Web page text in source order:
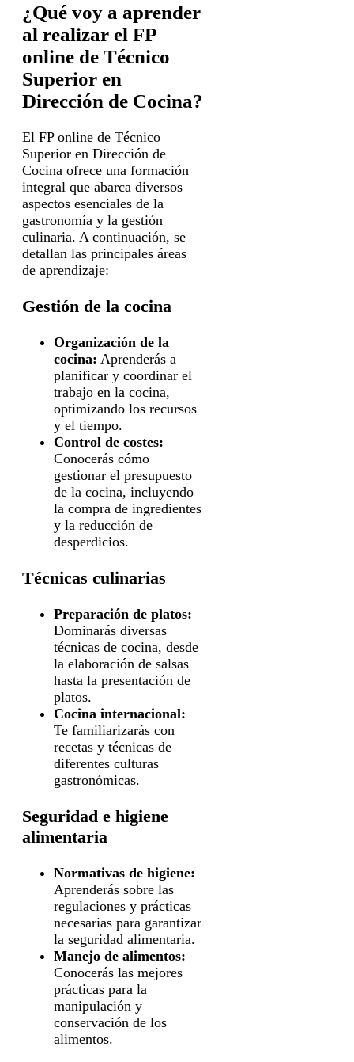
¿Qué voy a aprender
al realizar el FP
online de Técnico
Superior en
Dirección de Cocina?
El FP online de Técnico
Superior en Dirección de
Cocina ofrece una formación
integral que abarca diversos
aspectos esenciales de la
gastronomía y la gestión
culinaria. A continuación, se
detallan las principales áreas
de aprendizaje:
Gestión de la cocina
Organización de la
cocina: Aprenderás a
planificar y coordinar el
trabajo en la cocina,
optimizando los recursos
y el tiempo.
Control de costes:
Conocerás cómo
gestionar el presupuesto
de la cocina, incluyendo
la compra de ingredientes
y la reducción de
desperdicios.
Técnicas culinarias
Preparación de platos:
Dominarás diversas
técnicas de cocina, desde
la elaboración de salsas
hasta la presentación de
platos.
Cocina internacional:
Te familiarizarás con
recetas y técnicas de
diferentes culturas
gastronómicas.
Seguridad e higiene
alimentaria
Normativas de higiene:
Aprenderás sobre las
regulaciones y prácticas
necesarias para garantizar
la seguridad alimentaria.
Manejo de alimentos:
Conocerás las mejores
prácticas para la
manipulación y
conservación de los
alimentos.